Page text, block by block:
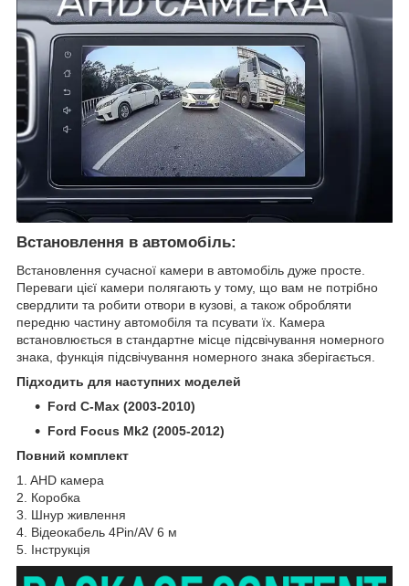
Встановлення в автомобіль:
Встановлення сучасної камери в автомобіль дуже просте.
Переваги цієї камери полягають у тому, що вам не потрібно
свердлити та робити отвори в кузові, а також обробляти
передню частину автомобіля та псувати їх. Камера
встановлюється в стандартне місце підсвічування номерного
знака, функція підсвічування номерного знака зберігається.
Підходить для наступних моделей
Ford C-Max (2003-2010)
Ford Focus Mk2 (2005-2012)
Повний комплект
1. AHD камера
2. Коробка
3. Шнур живлення
4. Відеокабель 4Pin/AV 6 м
5. Інструкція